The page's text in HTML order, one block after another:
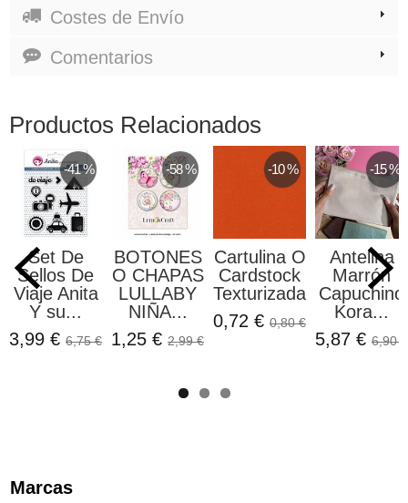
Marcas
Costes de Envío
Comentarios
Productos Relacionados
-41 %
Set De
Sellos De
Viaje Anita
Y su...
3,99 € 6,75 €
-58 %
BOTONES
O CHAPAS
LULLABY
NIÑA...
1,25 € 2,99 €
-10 %
Cartulina O
Cardstock
Texturizada...
0,72 € 0,80 €
-15 %
Antelina
Marrón
Capuchino
Kora...
5,87 € 6,90 €